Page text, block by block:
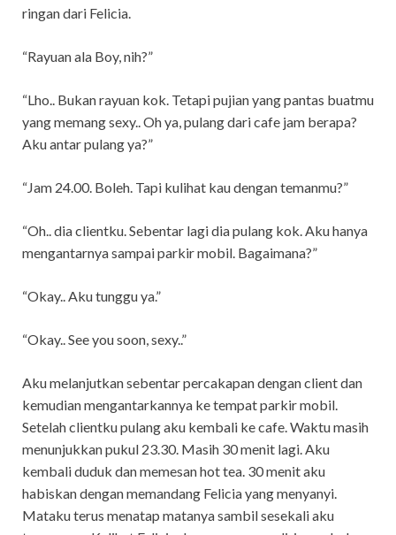
ringan dari Felicia.
“Rayuan ala Boy, nih?”
“Lho.. Bukan rayuan kok. Tetapi pujian yang pantas buatmu
yang memang sexy.. Oh ya, pulang dari cafe jam berapa?
Aku antar pulang ya?”
“Jam 24.00. Boleh. Tapi kulihat kau dengan temanmu?”
“Oh.. dia clientku. Sebentar lagi dia pulang kok. Aku hanya
mengantarnya sampai parkir mobil. Bagaimana?”
“Okay.. Aku tunggu ya.”
“Okay.. See you soon, sexy..”
Aku melanjutkan sebentar percakapan dengan client dan
kemudian mengantarkannya ke tempat parkir mobil.
Setelah clientku pulang aku kembali ke cafe. Waktu masih
menunjukkan pukul 23.30. Masih 30 menit lagi. Aku
kembali duduk dan memesan hot tea. 30 menit aku
habiskan dengan memandang Felicia yang menyanyi.
Mataku terus menatap matanya sambil sesekali aku